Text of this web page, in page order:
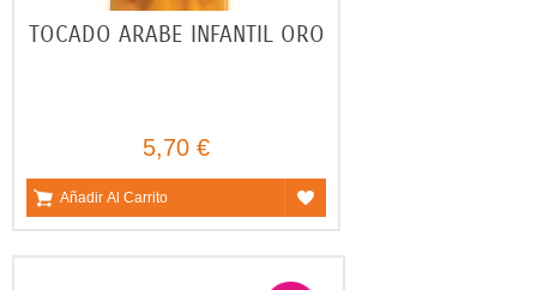
TOCADO ARABE INFANTIL ORO
5,70 €
Añadir Al Carrito